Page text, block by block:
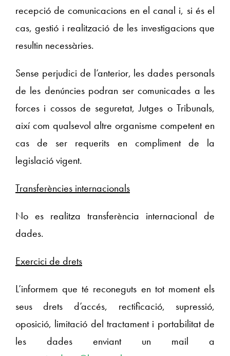
recepció de comunicacions en el canal i, si és el
cas, gestió i realització de les investigacions que
resultin necessàries.
Sense perjudici de l’anterior, les dades personals
de les denúncies podran ser comunicades a les
forces i cossos de seguretat, Jutges o Tribunals,
així com qualsevol altre organisme competent en
cas de ser requerits en compliment de la
legislació vigent.
Transferències internacionals
No es realitza transferència internacional de
dades.
Exercici de drets
L’informem que té reconeguts en tot moment els
seus drets d’accés, rectificació, supressió,
oposició, limitació del tractament i portabilitat de
les dades enviant un mail a